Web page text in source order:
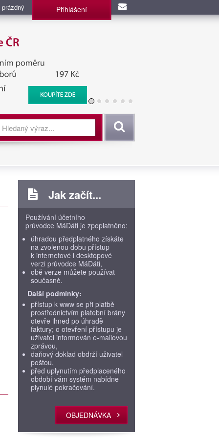
Přihlášení
BIS, Zpravodajské
Vyhledat
Jak začít...
Používání účetního
průvodce MáDáti je zpoplatněno:
úhradou předplatného získáte
na zvolenou dobu přístup
k internetové i desktopové
verzi průvodce MáDáti,
obě verze můžete používat
současně.
Další podmínky:
přístup k www se při platbě
prostřednictvím platební brány
otevře ihned po úhradě
faktury; o otevření přístupu je
uživatel informován e-mailovou
zprávou,
daňový doklad obdrží uživatel
poštou,
před uplynutím předplaceného
období vám systém nabídne
plynulé pokračování.
OBJEDNÁVKA